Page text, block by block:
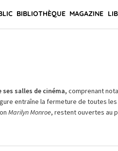
BIBLIOTHÈQUE MAGAZINE
salles de cinéma, comprenant
entraîne la fermeture de toutes
Marilyn Monroe, restent ouvertes au